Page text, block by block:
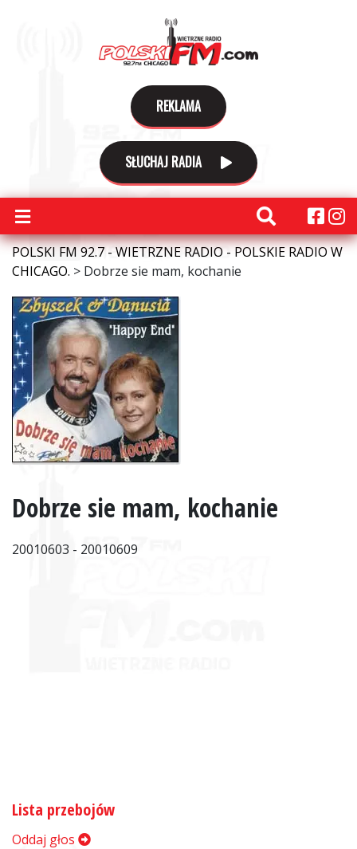
REKLAMA
SŁUCHAJ RADIA
POLSKI FM 92.7 - WIETRZNE RADIO - POLSKIE RADIO W
CHICAGO. > Dobrze sie mam, kochanie
Dobrze sie mam, kochanie
20010603 - 20010609
Lista przebojów
Oddaj głos